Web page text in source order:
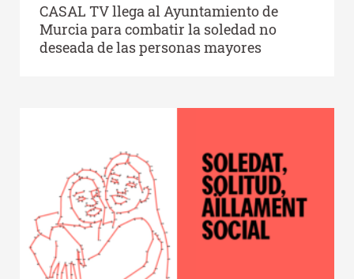
CASAL TV llega al Ayuntamiento de
Murcia para combatir la soledad no
deseada de las personas mayores